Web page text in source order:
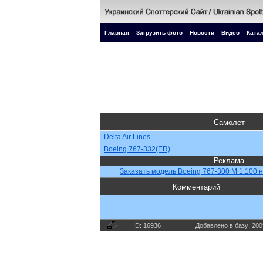
Главная Загрузить фото Новости Видео
Самолет
Delta Air Lines
Boeing 767-332(ER)
Реклама
Заказать модель Boeing 767-300 М 1:100
Комментарий
ID: 16936 Добавлено в базу: